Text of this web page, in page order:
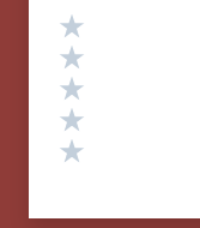
Valutazione